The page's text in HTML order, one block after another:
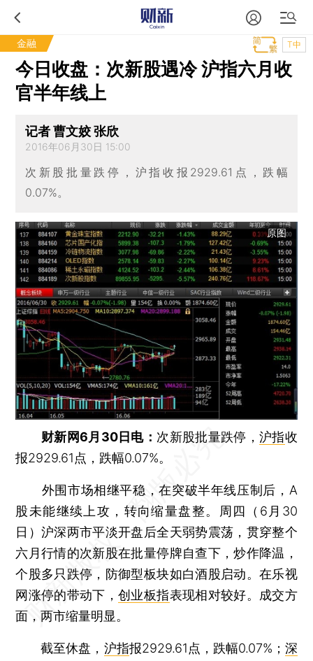
金融 T中
今日收盘：次新股遇冷 沪指六月收
官半年线上
记者 曹文姣 张欣
2016年06月30日 15:00
次新股批量跌停，沪指收报2929.61点，跌幅
0.07%。
原图
财新网6月30日电： 次新股批量跌停， 沪指收
报2929.61点，跌幅0.07%。
外围市场相继平稳，在突破半年线压制后，A
股未能继续上攻，转向缩量盘整。周四（6月30
日）沪深两市平淡开盘后全天弱势震荡，贯穿整个
六月行情的次新股在批量停牌自查下，炒作降温，
个股多只跌停，防御型板块如白酒股启动。在乐视
网涨停的带动下，创业板指表现相对较好。成交方
面，两市缩量明显。
截至休盘， 沪指报2929.61点，跌幅0.07%； 深